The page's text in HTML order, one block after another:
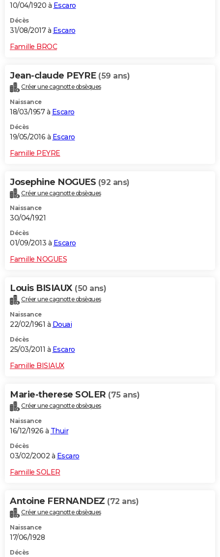
10/04/1920 à Escaro
Décès
31/08/2017 à Escaro
Famille BROC
Jean-claude PEYRE (59 ans)
Créer une cagnotte obsèques
Naissance
18/03/1957 à Escaro
Décès
19/05/2016 à Escaro
Famille PEYRE
Josephine NOGUES (92 ans)
Créer une cagnotte obsèques
Naissance
30/04/1921
Décès
01/09/2013 à Escaro
Famille NOGUES
Louis BISIAUX (50 ans)
Créer une cagnotte obsèques
Naissance
22/02/1961 à Douai
Décès
25/03/2011 à Escaro
Famille BISIAUX
Marie-therese SOLER (75 ans)
Créer une cagnotte obsèques
Naissance
16/12/1926 à Thuir
Décès
03/02/2002 à Escaro
Famille SOLER
Antoine FERNANDEZ (72 ans)
Créer une cagnotte obsèques
Naissance
17/06/1928
Décès